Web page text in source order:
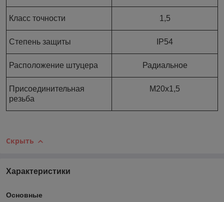
Класс точности 1,5
Степень защиты IP54
Расположение штуцера Радиальное
Присоединительная
резьба
M20x1,5
Скрыть
Характеристики
Основные